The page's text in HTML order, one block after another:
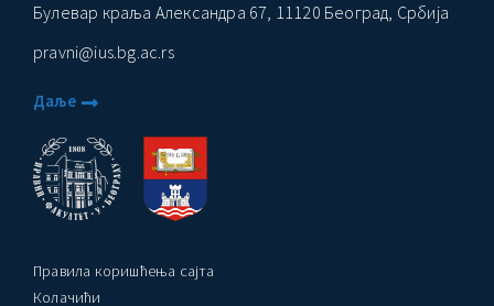
Булевар краља Александра 67, 11120 Београд, Србија
pravni@ius.bg.ac.rs
Даље
Правила коришћења сајта
Колачићи